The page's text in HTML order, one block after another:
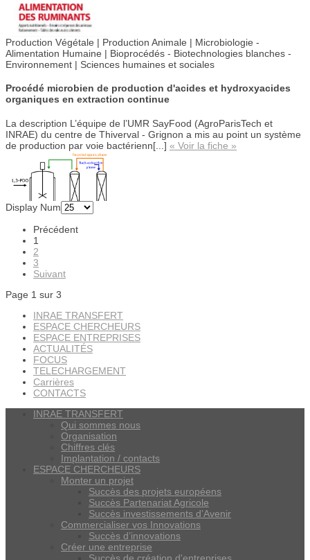
Production Végétale | Production Animale | Microbiologie -
Alimentation Humaine | Bioprocédés - Biotechnologies blanches -
Environnement | Sciences humaines et sociales
Procédé microbien de production d'acides et hydroxyacides
organiques en extraction continue
La description L’équipe de l’UMR SayFood (AgroParisTech et
INRAE) du centre de Thiverval - Grignon a mis au point un système
de production par voie bactérienn[...] « Voir la fiche »
Display Num
Précédent
1
2
3
Suivant
Page 1 sur 3
INRAE TRANSFERT
ESPACE CHERCHEURS
ESPACE ENTREPRISES
ACTUALITÉS
FOCUS
TELECHARGEMENT
Carrières
CONTACTS
INRAE TRANSFERT
Qui sommes nous
Organisation
Chiffres clés
Implantation / contacts
ESPACE CHERCHEURS
Monter un projet
Succès des projets européens
Succès Partenariat Agricole
Succès investissements d’Avenir
Commercialiser vos Innovations
Succès d’innovations
Créer une entreprise